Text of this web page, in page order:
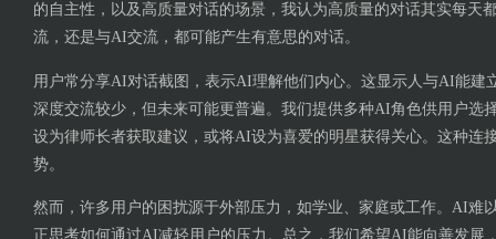
的自主性，以及高质量对话的场景，我认为高质量的对话其实每天
流，还是与AI交流，都可能产生有意思的对话。
用户常分享AI对话截图，表示AI理解他们内心。这显示人与AI能建
深度交流较少，但未来可能更普遍。我们提供多种AI角色供用户选
设为律师长者获取建议，或将AI设为喜爱的明星获得关心。这种连
势。
然而，许多用户的困扰源于外部压力，如学业、家庭或工作。AI难
正思考如何通过AI减轻用户的压力。总之，我们希望AI能向善发展